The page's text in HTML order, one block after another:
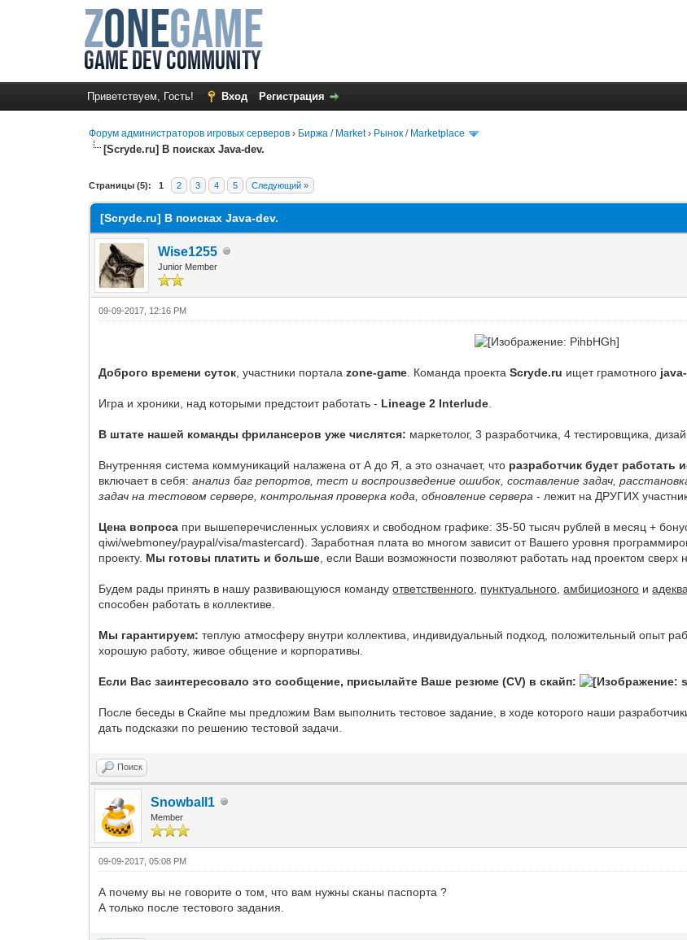
Приветствуем, Гость! Вход Регистрация
Форум администраторов игровых серверов › Биржа / Market› Рынок / Marketplace
[Scryde.ru] В поисках Java-dev.
Страницы (5): 1 2 3 4 5 Следующий »
0 Голос(ов) - 0 в среднем
[Scryde.ru] В поисках Java-dev.
Wise1255
Junior Member
09-09-2017, 12:16 PM
Доброго времени суток , участники порталаzone-game . Команда проектаScryde.ru ищет грамотного
Игра и хроники, над которыми предстоит работать - Lineage 2 Interlude
В штате нашей команды фрилансеров уже числятся: маркетолог, 3 разработчика, 4 тестировщика,
Внутренняя система коммуникаций налажена от А до Я, а это означает, что разработчик будет работать
включает в себя:анализ баг репортов, тест и воспроизведение ошибок, составление задач,
задач на тестовом сервере, контрольная проверка кода, обновление сервера - лежит на ДРУГИХ
Цена вопроса при вышеперечисленных условиях и свободном графике: 35-50 тысяч рублей в месяц +
qiwi/webmoney/paypal/visa/mastercard). Заработная плата во многом зависит от Вашего уровня
проекту. Мы готовы платить и больше , если Ваши возможности позволяют работать над проектом сверх
Будем рады принять в нашу развивающуюся командуответственного пунктуального ,амбициозного и
способен работать в коллективе.
Мы гарантируем: теплую атмосферу внутри коллектива, индивидуальный подход, положительный опыт
хорошую работу, живое общение и корпоративы.
Если Вас заинтересовало это сообщение, присылайте Ваше резюме (CV) в скайп:
После беседы в Скайпе мы предложим Вам выполнить тестовое задание, в ходе которого наши
дать подсказки по решению тестовой задачи.
Поиск
Snowball1
Member
09-09-2017, 05:08 PM
А почему вы не говорите о том, что вам нужны сканы паспорта ?
А только после тестового задания.